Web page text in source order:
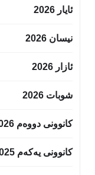
ئایار 2026
نیسان 2026
ئازار 2026
شوبات 2026
کانوونی دووەم 2026
کانوونی یەکەم 2025